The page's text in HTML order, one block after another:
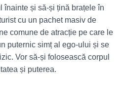
înainte și să-și țină brațele în
cu un pachet masiv de
comune de atracție pe care le
puternic simț al ego-ului și se
Vor să-și folosească corpul
și puterea.